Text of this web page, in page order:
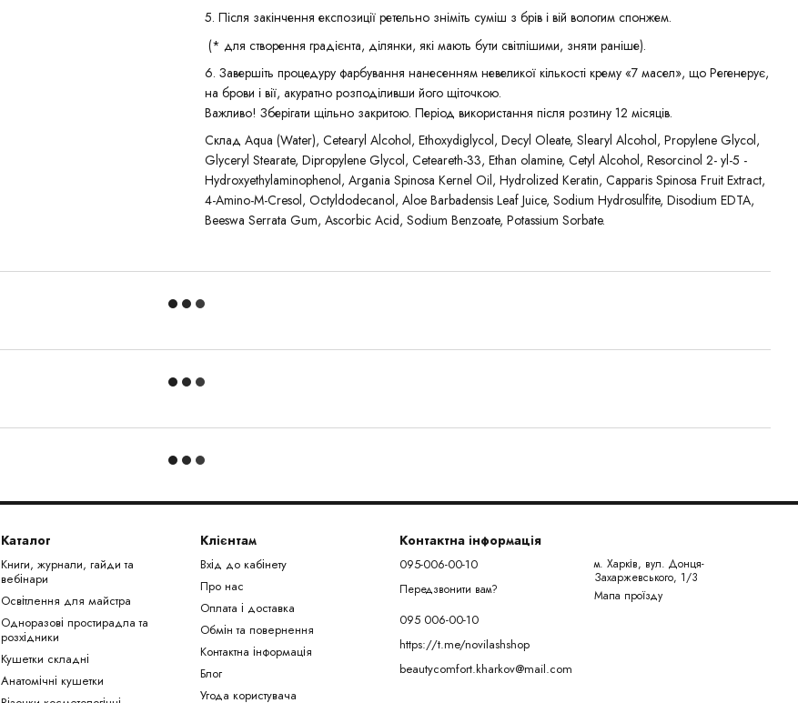
5. Після закінчення експозиції ретельно зніміть суміш з брів і вій вологим спонжем.
(* для створення градієнта, ділянки, які мають бути світлішими, зняти раніше).
6. Завершіть процедуру фарбування нанесенням невеликої кількості крему «7 масел», що Регенерує,
на брови і вії, акуратно розподіливши його щіточкою.
Важливо! Зберігати щільно закритою. Період використання після розтину 12 місяців.
Склад Aqua (Water), Cetearyl Alcohol, Ethoxydiglycol, Decyl Oleate, Slearyl Alcohol, Propylene Glycol,
Glyceryl Stearate, Dipropylene Glycol, Ceteareth-33, Ethan olamine, Cetyl Alcohol, Resorcinol 2- yl-5 -
Hydroxyethylaminophenol, Argania Spinosa Kernel Oil, Hydrolized Keratin, Capparis Spinosa Fruit Extract,
4-Amino-M-Cresol, Octyldodecanol, Aloe Barbadensis Leaf Juice, Sodium Hydrosulfite, Disodium EDTA,
Beeswa Serrata Gum, Ascorbic Acid, Sodium Benzoate, Potassium Sorbate.
Каталог
Книги, журнали, гайди та
вебінари
Освітлення для майстра
Одноразові простирадла та
розхідники
Кушетки складні
Анатомічні кушетки
Клієнтам
Вхід до кабінету
Про нас
Оплата і доставка
Обмін та повернення
Контактна інформація
Блог
Угода користувача
Контактна інформація
095-006-00-10
Передзвонити вам?
095 006-00-10
https://t.me/novilashshop
beautycomfort.kharkov@mail.com
м. Харків, вул. Донця-
Захаржевського, 1/3
Мапа проїзду